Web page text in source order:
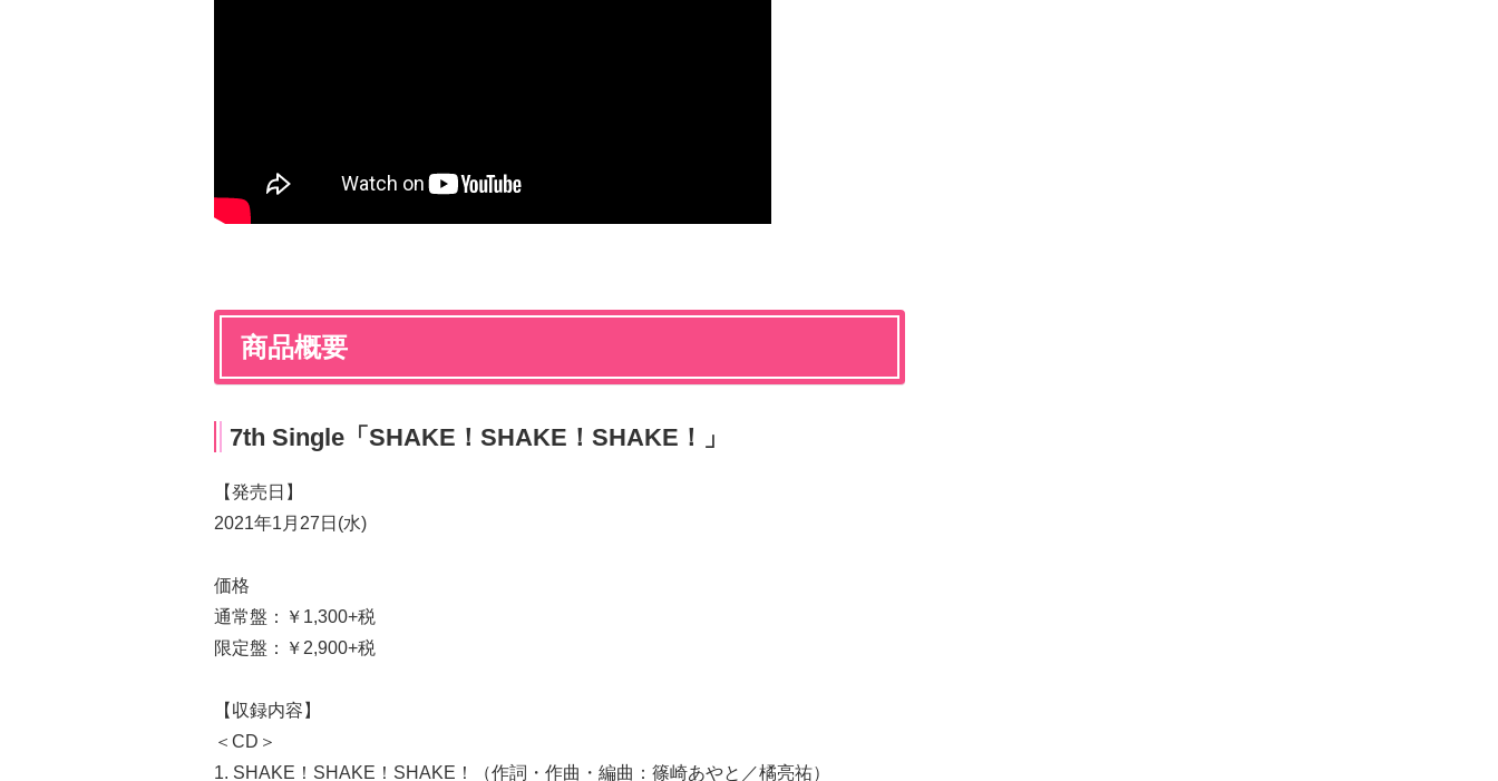
商品概要
7th Single「SHAKE！SHAKE！SHAKE！」
【発売日】
2021年1月27日(水)
価格
通常盤：￥1,300+税
限定盤：￥2,900+税
【収録内容】
＜CD＞
1. SHAKE！SHAKE！SHAKE！（作詞・作曲・編曲：篠崎あやと／橘亮祐）